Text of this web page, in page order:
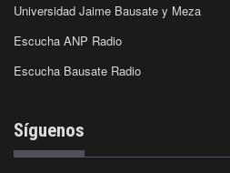
Universidad Jaime Bausate y Meza
Escucha ANP Radio
Escucha Bausate Radio
Síguenos